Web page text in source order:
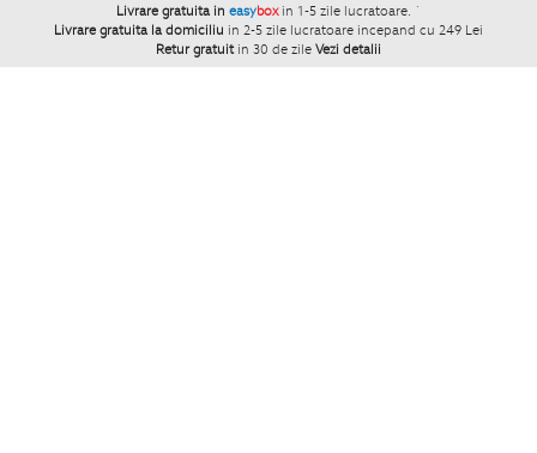
Livrare gratuita in easybox in 1-5 zile lucratoare. `
Livrare gratuita la domiciliu in 2-5 zile lucratoare incepand cu 249 Lei
Retur gratuit in 30 de zile Vezi detalii